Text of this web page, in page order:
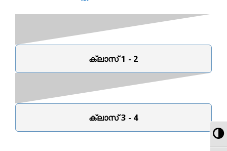
ക്ലാസ് 1 - 2
ക്ലാസ് 3 - 4